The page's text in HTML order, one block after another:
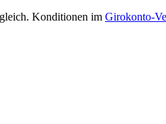
Konditionen im Girokonto-